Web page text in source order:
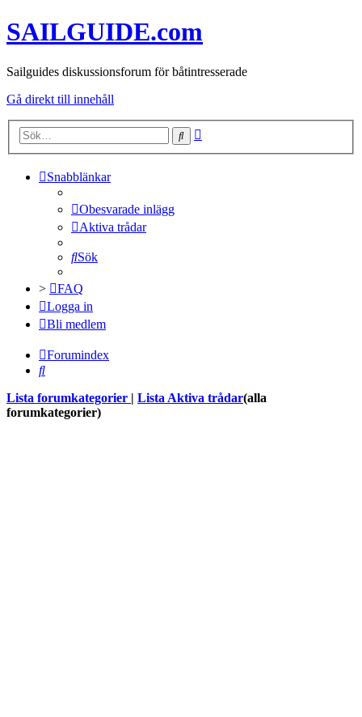
SAILGUIDE.com
Sailguides diskussionsforum för båtintresserade
Gå direkt till innehåll
Sök
Snabblänkar
Obesvarade inlägg
Aktiva trådar
Sök
>
FAQ
Logga in
Bli medlem
Forumindex
Sök
Lista forumkategorier Lista Aktiva trådar(alla
forumkategorier)